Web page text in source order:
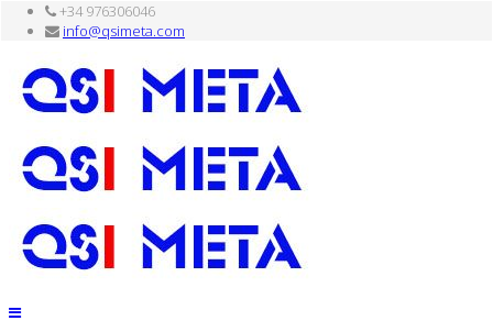
+34 976306046
info@qsimeta.com